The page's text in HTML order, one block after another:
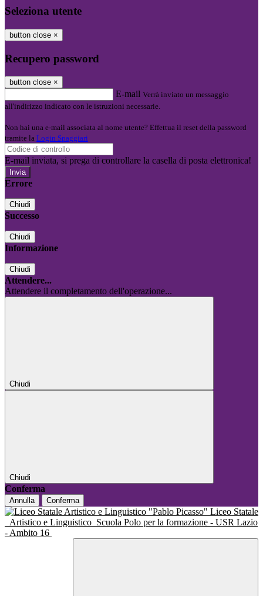
Seleziona utente
button close ×
Recupero password
button close ×
E-mail Verrà inviato un messaggio
all'indirizzo indicato con le istruzioni necessarie.
Non hai una e-mail associata al nome utente? Effettua il reset della password
tramite la Login Spaggiari
E-mail inviata, si prega di controllare la casella di posta elettronica!
Errore
Chiudi
Successo
Chiudi
Informazione
Chiudi
Attendere...
Attendere il completamento dell'operazione...
Chiudi
Chiudi
Conferma
Annulla Conferma
Liceo Statale
Artistico e Linguistico Scuola Polo per la formazione - USR Lazio
- Ambito 16